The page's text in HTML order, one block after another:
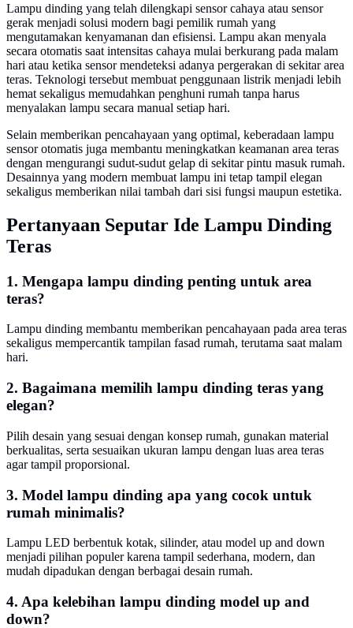
Lampu dinding yang telah dilengkapi sensor cahaya atau sensor
gerak menjadi solusi modern bagi pemilik rumah yang
mengutamakan kenyamanan dan efisiensi. Lampu akan menyala
secara otomatis saat intensitas cahaya mulai berkurang pada malam
hari atau ketika sensor mendeteksi adanya pergerakan di sekitar area
teras. Teknologi tersebut membuat penggunaan listrik menjadi lebih
hemat sekaligus memudahkan penghuni rumah tanpa harus
menyalakan lampu secara manual setiap hari.
Selain memberikan pencahayaan yang optimal, keberadaan lampu
sensor otomatis juga membantu meningkatkan keamanan area teras
dengan mengurangi sudut-sudut gelap di sekitar pintu masuk rumah.
Desainnya yang modern membuat lampu ini tetap tampil elegan
sekaligus memberikan nilai tambah dari sisi fungsi maupun estetika.
Pertanyaan Seputar Ide Lampu Dinding
Teras
1. Mengapa lampu dinding penting untuk area
teras?
Lampu dinding membantu memberikan pencahayaan pada area teras
sekaligus mempercantik tampilan fasad rumah, terutama saat malam
hari.
2. Bagaimana memilih lampu dinding teras yang
elegan?
Pilih desain yang sesuai dengan konsep rumah, gunakan material
berkualitas, serta sesuaikan ukuran lampu dengan luas area teras
agar tampil proporsional.
3. Model lampu dinding apa yang cocok untuk
rumah minimalis?
Lampu LED berbentuk kotak, silinder, atau model up and down
menjadi pilihan populer karena tampil sederhana, modern, dan
mudah dipadukan dengan berbagai desain rumah.
4. Apa kelebihan lampu dinding model up and
down?